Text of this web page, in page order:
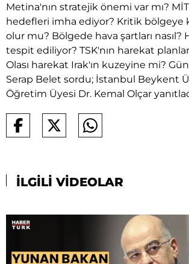
Metina'nın stratejik önemi var mı?
hedefleri imha ediyor? Kritik bölgeye
olur mu? Bölgede hava şartları nasıl?
tespit ediliyor? TSK'nın harekat
Olası harekat Irak'ın kuzeyine mi?
Serap Belet sordu; İstanbul Beykent
Öğretim Üyesi Dr. Kemal Olçar
İLGİLİ VİDEOLAR